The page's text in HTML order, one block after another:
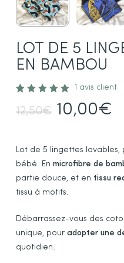
LOT DE 5
EN BAMBOU
5.00
sur 5
client
1 avis client
12,50€ Le
initial
était :
12,50€.
10,00€
Lot de 5 lingettes lavables,
bébé. En microfibre de
partie douce, et en tissu
tissu à motifs.
Débarrassez-vous des
unique, pour adopter une
quotidien.